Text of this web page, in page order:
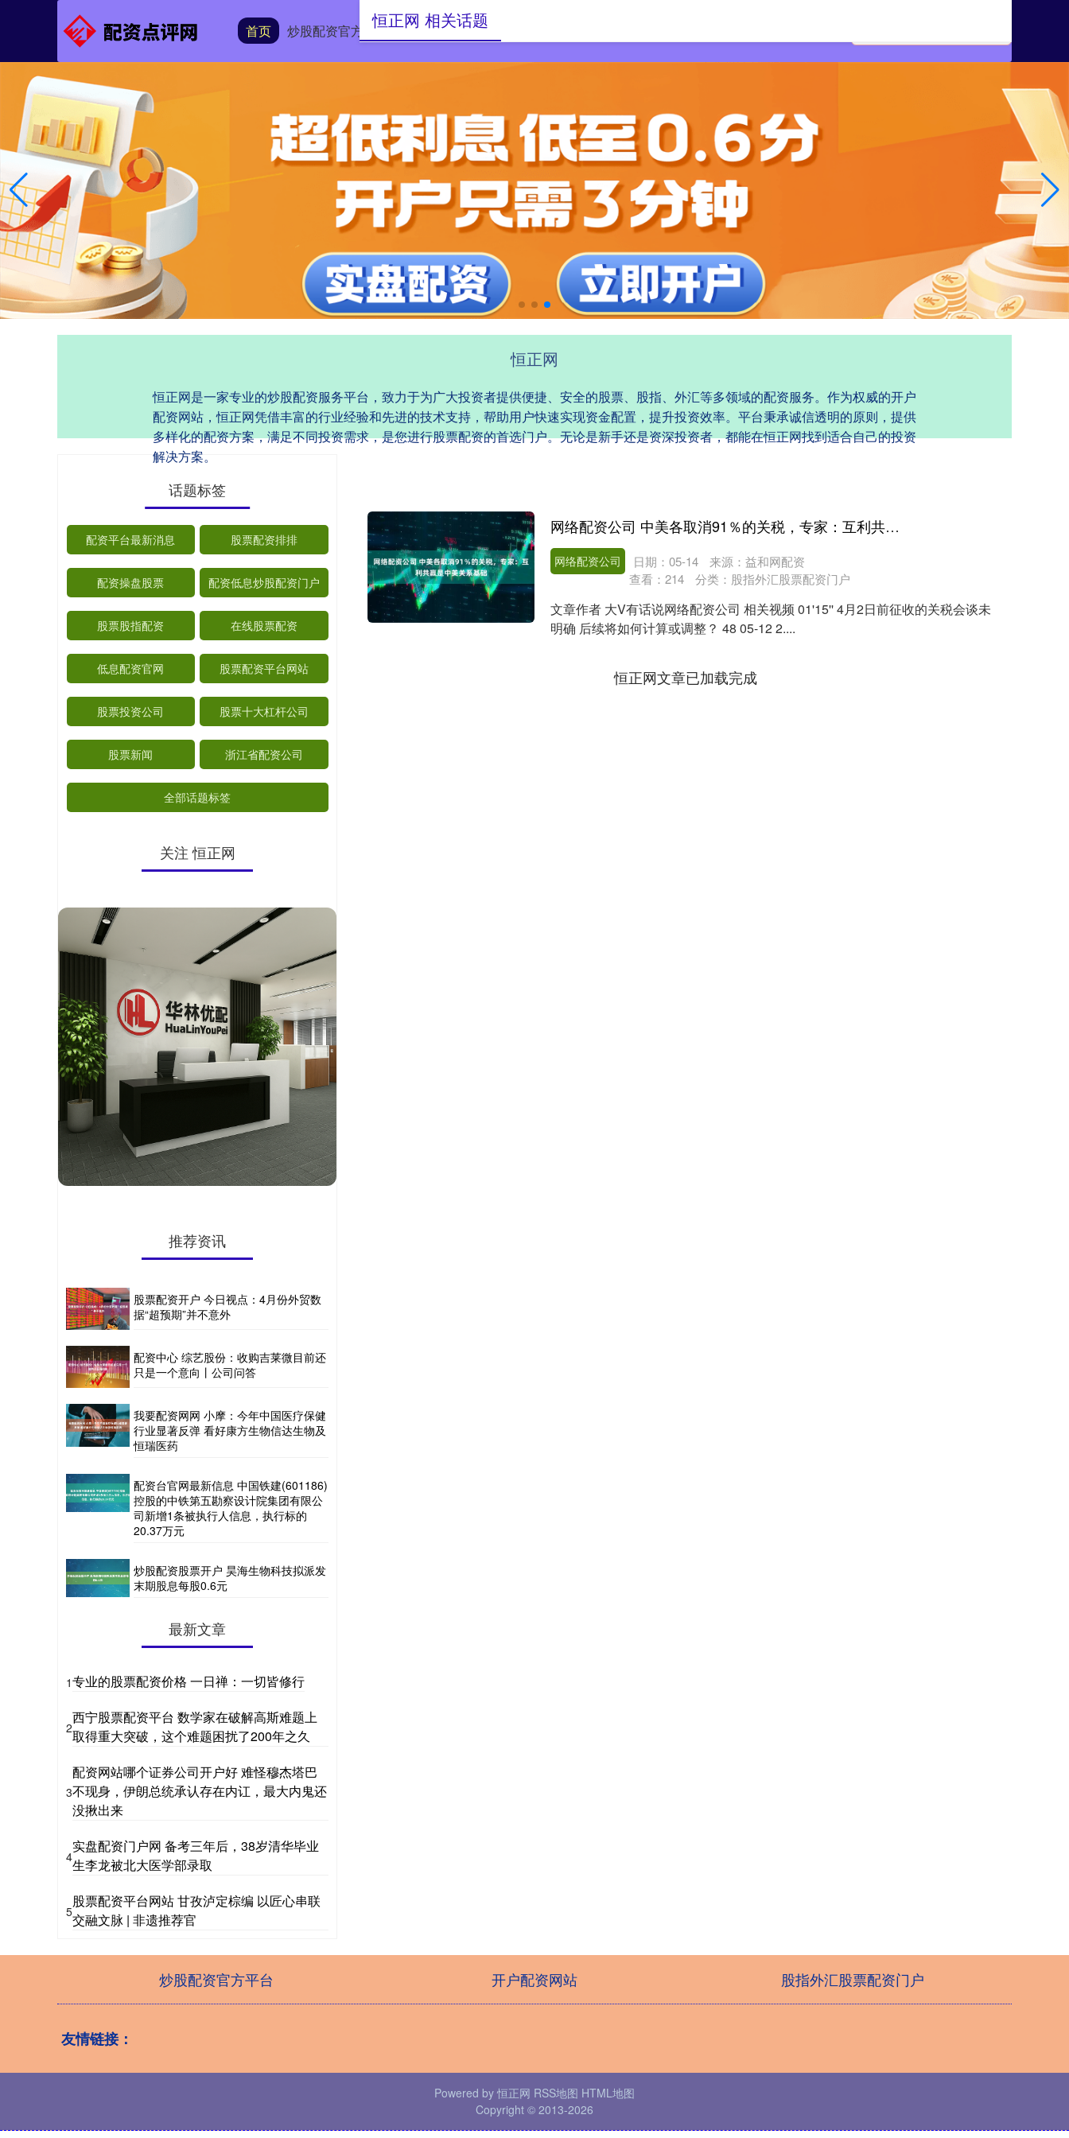
首页 炒股配资官方平台 开户配资网站
恒正网
恒正网是一家专业的炒股配资服务平台，致力于为广大投资者提供便捷、安全的股票、股指、外汇等多领域的配资服务。作为权威的开户
配资网站，恒正网凭借丰富的行业经验和先进的技术支持，帮助用户快速实现资金配置，提升投资效率。平台秉承诚信透明的原则，提供
多样化的配资方案，满足不同投资需求，是您进行股票配资的首选门户。无论是新手还是资深投资者，都能在恒正网找到适合自己的投资
解决方案。
恒正网 相关话题
网络配资公司 中美各取消91％的关税，专家：互利共赢是中美关系基础
网络配资公司 日期：05-14
来源：益和网配资
查看： 214 分类： 股指外汇股票配资门户
文章作者 大V有话说网络配资公司 相关视频 01'15'' 4月2日前征收的关税会谈未
明确 后续将如何计算或调整？ 48 05-12 2....
恒正网文章已加载完成
话题标签
配资平台最新消息 股票配资排排
配资操盘股票 配资低息炒股配资门户
股票股指配资 在线股票配资
低息配资官网 股票配资平台网站
股票投资公司 股票十大杠杆公司
股票新闻 浙江省配资公司
全部话题标签
关注 恒正网
推荐资讯
股票配资开户 今日视点：4月份外贸数
据“超预期”并不意外
配资中心 综艺股份：收购吉莱微目前还
只是一个意向丨公司问答
我要配资网网 小摩：今年中国医疗保健
行业显著反弹 看好康方生物信达生物及
恒瑞医药
配资台官网最新信息 中国铁建(601186)
控股的中铁第五勘察设计院集团有限公
司新增1条被执行人信息，执行标的
20.37万元
炒股配资股票开户 昊海生物科技拟派发
末期股息每股0.6元
最新文章
1专业的股票配资价格 一日禅：一切皆修行
2
西宁股票配资平台 数学家在破解高斯难题上
取得重大突破，这个难题困扰了200年之久
3
配资网站哪个证券公司开户好 难怪穆杰塔巴
不现身，伊朗总统承认存在内讧，最大内鬼还
没揪出来
4
实盘配资门户网 备考三年后，38岁清华毕业
生李龙被北大医学部录取
5
股票配资平台网站 甘孜泸定棕编 以匠心串联
交融文脉 | 非遗推荐官
炒股配资官方平台 开户配资网站 股指外汇股票配资门户
友情链接：
Powered by恒正网 RSS地图 HTML地图
Copyright © 2013-2026